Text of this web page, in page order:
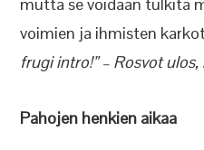
voimien ja ihmisten
frugi intro!” – Rosvot
Pahojen henkien aikaa